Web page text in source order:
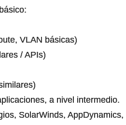
VLAN básicas)
/ APIs)
a nivel intermedio.
SolarWinds,